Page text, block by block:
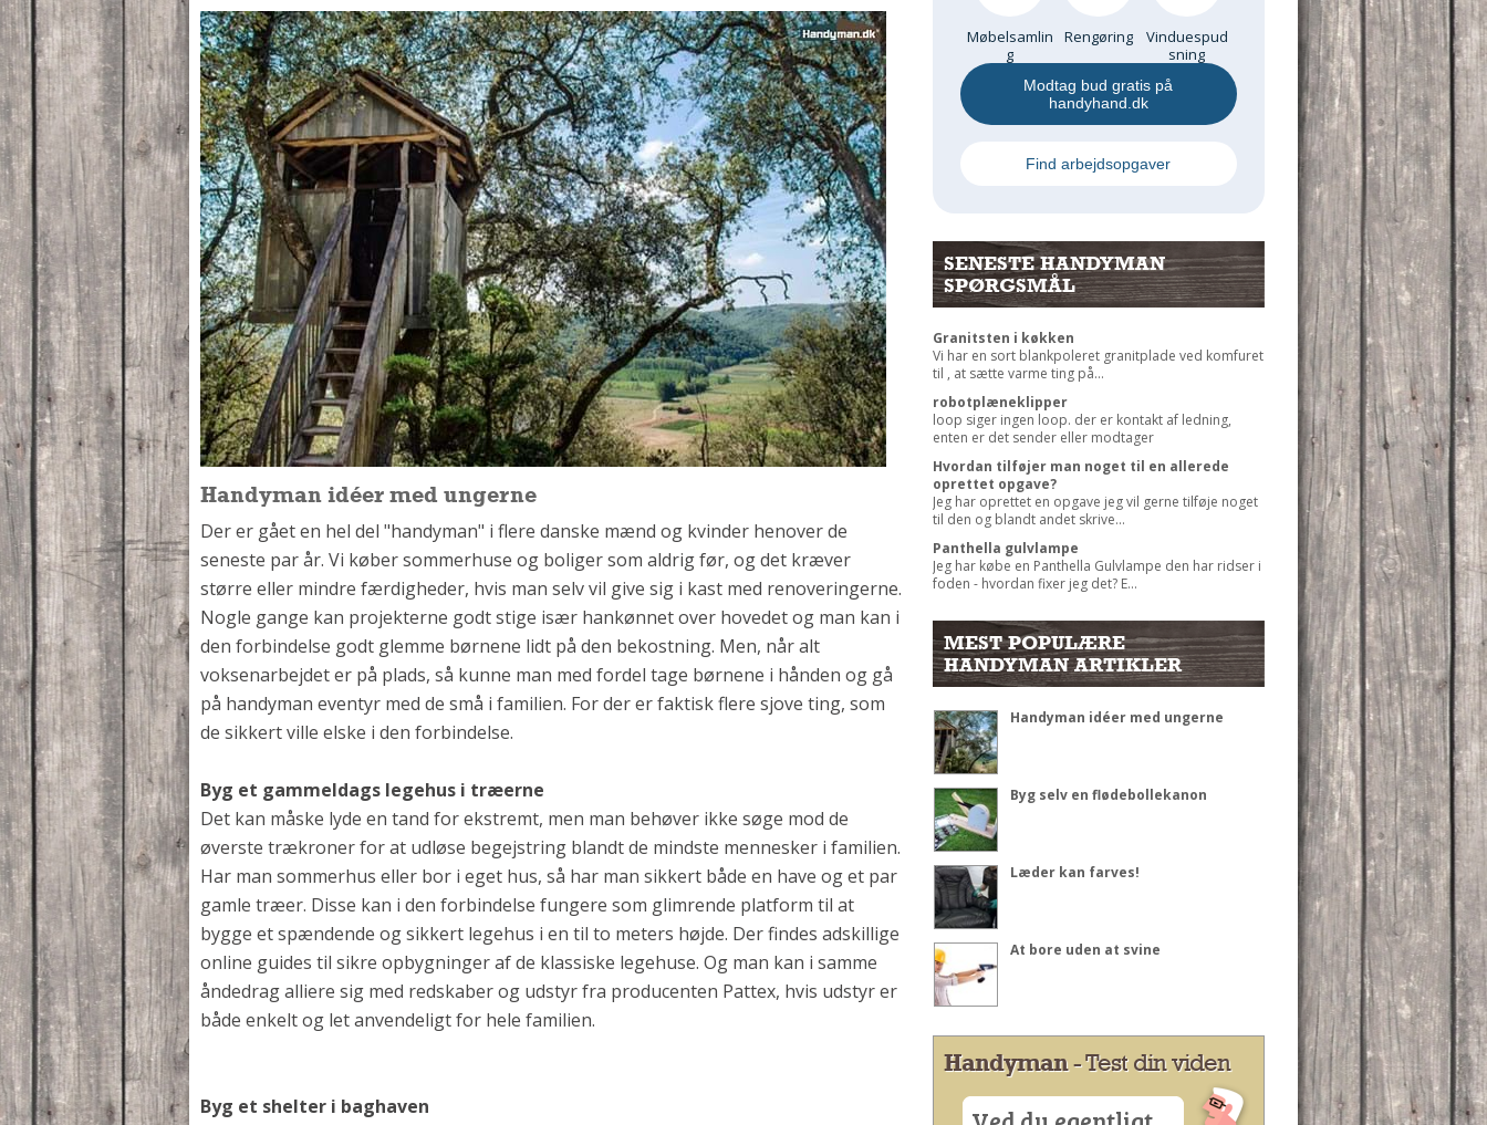
Handyman idéer med ungerne
Der er gået en hel del "handyman" i flere danske mænd og kvinder henover de
seneste par år. Vi køber sommerhuse og boliger som aldrig før, og det kræver
større eller mindre færdigheder, hvis man selv vil give sig i kast med renoveringerne.
Nogle gange kan projekterne godt stige især hankønnet over hovedet og man kan i
den forbindelse godt glemme børnene lidt på den bekostning. Men, når alt
voksenarbejdet er på plads, så kunne man med fordel tage børnene i hånden og gå
på handyman eventyr med de små i familien. For der er faktisk flere sjove ting, som
de sikkert ville elske i den forbindelse.
Byg et gammeldags legehus i træerne
Det kan måske lyde en tand for ekstremt, men man behøver ikke søge mod de
øverste trækroner for at udløse begejstring blandt de mindste mennesker i familien.
Har man sommerhus eller bor i eget hus, så har man sikkert både en have og et par
gamle træer. Disse kan i den forbindelse fungere som glimrende platform til at
bygge et spændende og sikkert legehus i en til to meters højde. Der findes adskillige
online guides til sikre opbygninger af de klassiske legehuse. Og man kan i samme
åndedrag alliere sig med redskaber og udstyr fra producenten Pattex, hvis udstyr er
både enkelt og let anvendeligt for hele familien.
Byg et shelter i baghaven
Møbelsamlin
g
Rengøring
Vinduespud
sning
Modtag bud gratis på
handyhand.dk
Find arbejdsopgaver
SENESTE HANDYMAN
SPØRGSMÅL
Granitsten i køkken
Vi har en sort blankpoleret granitplade ved komfuret
til , at sætte varme ting på...
robotplæneklipper
loop siger ingen loop. der er kontakt af ledning,
enten er det sender eller modtager
Hvordan tilføjer man noget til en allerede
oprettet opgave?
Jeg har oprettet en opgave jeg vil gerne tilføje noget
til den og blandt andet skrive...
Panthella gulvlampe
Jeg har købe en Panthella Gulvlampe den har ridser i
foden - hvordan fixer jeg det? E...
MEST POPULÆRE
HANDYMAN ARTIKLER
Handyman idéer med ungerne
Byg selv en flødebollekanon
Læder kan farves!
At bore uden at svine
Handyman- Test din viden